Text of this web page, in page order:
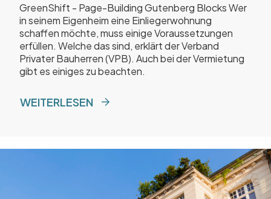
GreenShift - Page-Building Gutenberg Blocks Wer
in seinem Eigenheim eine Einliegerwohnung
schaffen möchte, muss einige Voraussetzungen
erfüllen. Welche das sind, erklärt der Verband
Privater Bauherren (VPB). Auch bei der Vermietung
gibt es einiges zu beachten.
WEITERLESEN